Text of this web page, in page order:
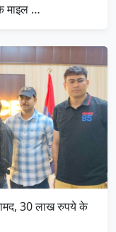
माइल …
30 लाख रुपये के